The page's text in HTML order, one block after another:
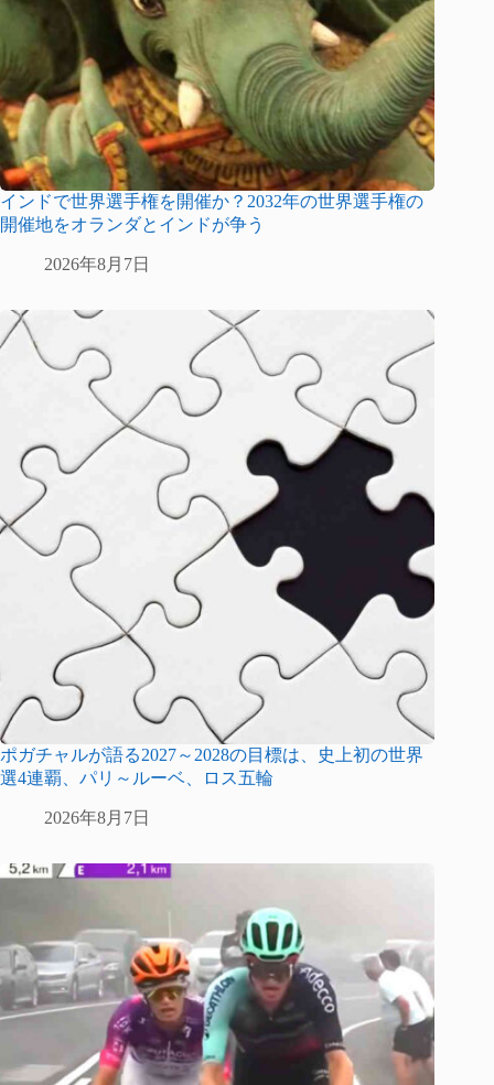
インドで世界選手権を開催か？2032年の世界選手権の
開催地をオランダとインドが争う
2026年8月7日
ポガチャルが語る2027～2028の目標は、史上初の世界
選4連覇、パリ～ルーベ、ロス五輪
2026年8月7日